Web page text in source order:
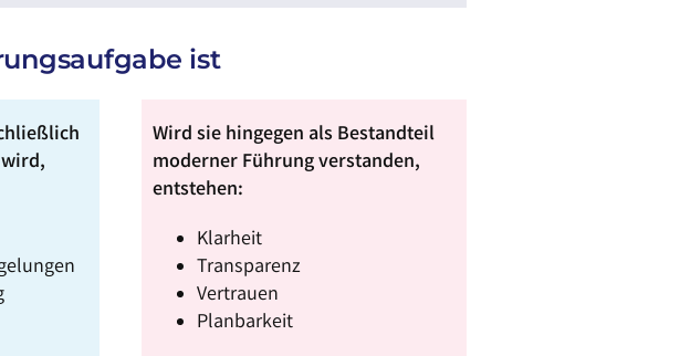
ist
Wird sie hingegen als Bestandteil
moderner Führung verstanden,
entstehen:
Klarheit
Transparenz
Vertrauen
Planbarkeit